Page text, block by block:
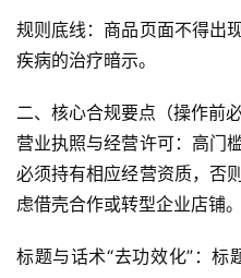
规则底线：商品页面不得出
疾病的治疗暗示。
二、核心合规要点（操作前必
营业执照与经营许可：高门
必须持有相应经营资质，否
虑借壳合作或转型企业店铺。
标题与话术“去功效化”：标